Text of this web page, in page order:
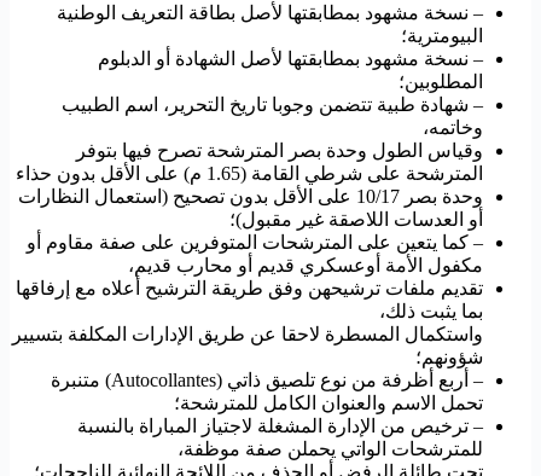
– نسخة مشهود بمطابقتها لأصل بطاقة التعريف الوطنية
البيومترية؛
– نسخة مشهود بمطابقتها لأصل الشهادة أو الدبلوم
المطلوبين؛
– شهادة طبية تتضمن وجوبا تاريخ التحرير، اسم الطبيب
وخاتمه،
وقياس الطول وحدة بصر المترشحة تصرح فيها بتوفر
المترشحة على شرطي القامة (1.65 م) على الأقل بدون حذاء
وحدة بصر 10/17 على الأقل بدون تصحيح (استعمال النظارات
أو العدسات اللاصقة غير مقبول)؛
– كما يتعين على المترشحات المتوفرين على صفة مقاوم أو
مكفول الأمة أوعسكري قديم أو محارب قديم،
تقديم ملفات ترشيحهن وفق طريقة الترشيح أعلاه مع إرفاقها
بما يثبت ذلك،
واستكمال المسطرة لاحقا عن طريق الإدارات المكلفة بتسيير
شؤونهم؛
– أربع أظرفة من نوع تلصيق ذاتي (Autocollantes) متنبرة
تحمل الاسم والعنوان الكامل للمترشحة؛
– ترخيص من الإدارة المشغلة لاجتياز المباراة بالنسبة
للمترشحات الواتي يحملن صفة موظفة،
تحت طائلة الرفض أو الحذف من اللائحة النهائية للناجحات؛